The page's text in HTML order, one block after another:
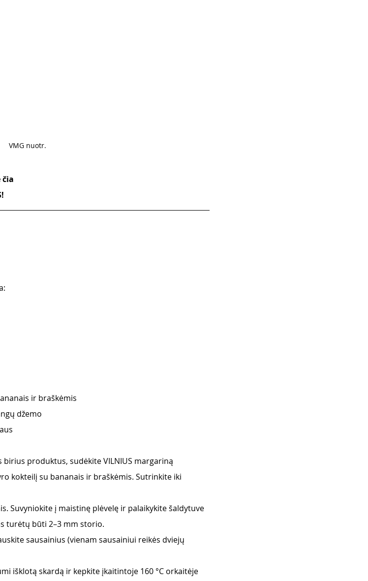
VMG nuotr.
čia
ir braškėmis
džemo
produktus, sudėkite VILNIUS margariną
kokteilį su bananais ir braškėmis. Sutrinkite iki
Suvyniokite į maistinę plėvelę ir palaikykite šaldytuve
turėtų būti 2–3 mm storio.
sausainius (vienam sausainiui reikės dviejų
išklotą skardą ir kepkite įkaitintoje 160 °C orkaitėje